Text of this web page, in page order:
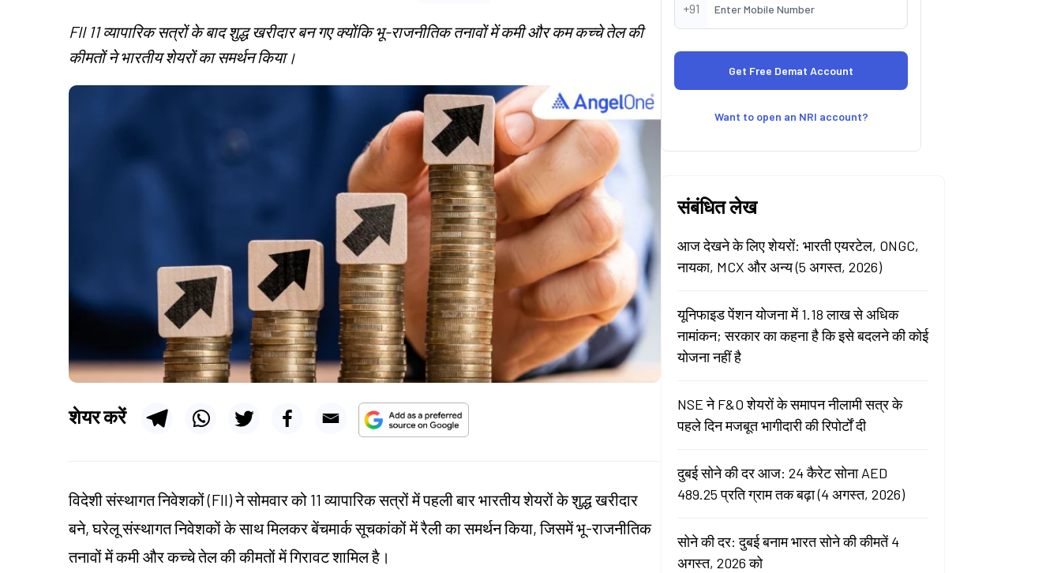
FII 11 व्यापारिक सत्रों के बाद शुद्ध खरीदार बन गए क्योंकि भू-राजनीतिक तनावों में कमी और कम कच्चे तेल की
कीमतों ने भारतीय शेयरों का समर्थन किया।
शेयर करें
विदेशी संस्थागत निवेशकों (FII) ने सोमवार को 11 व्यापारिक सत्रों में पहली बार भारतीय शेयरों के शुद्ध खरीदार
बने, घरेलू संस्थागत निवेशकों के साथ मिलकर बेंचमार्क सूचकांकों में रैली का समर्थन किया, जिसमें भू-राजनीतिक
तनावों में कमी और कच्चे तेल की कीमतों में गिरावट शामिल है।
+91
Want to open an NRI account?
संबंधित लेख
आज देखने के लिए शेयरों: भारती एयरटेल, ONGC,
नायका, MCX और अन्य (5 अगस्त, 2026)
यूनिफाइड पेंशन योजना में 1.18 लाख से अधिक
नामांकन; सरकार का कहना है कि इसे बदलने की कोई
योजना नहीं है
NSE ने F&O शेयरों के समापन नीलामी सत्र के
पहले दिन मजबूत भागीदारी की रिपोर्टों दी
दुबई सोने की दर आज: 24 कैरेट सोना AED
489.25 प्रति ग्राम तक बढ़ा (4 अगस्त, 2026)
सोने की दर: दुबई बनाम भारत सोने की कीमतें 4
अगस्त, 2026 को